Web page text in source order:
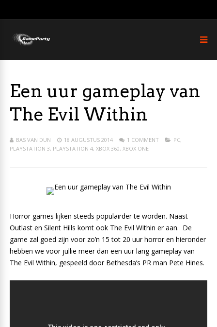
Een uur gameplay van
The Evil Within
BAS VAN DUN 18 AUGUSTUS 2014 1 COMMENT PC,
PLAYSTATION 3, PLAYSTATION 4, XBOX 360, XBOX ONE
Horror games lijken steeds populairder te worden. Naast
Outlast en Silent Hills komt ook The Evil Within er aan. De
game zal goed zijn voor zo’n 15 tot 20 uur horror en hieronder
hebben we voor jullie meer dan een uur lang gameplay van
The Evil Within, gespeeld door Bethesda’s PR man Pete Hines.